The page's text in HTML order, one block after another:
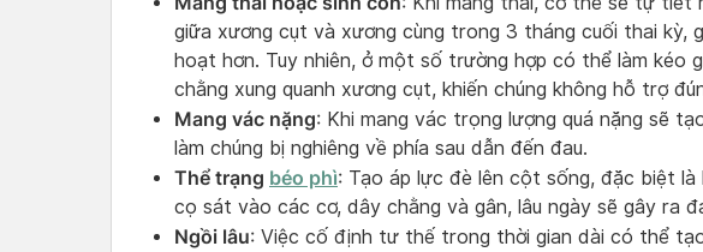
giữa xương cụt và xương cùng trong 3 tháng cuối thai kỳ,
hoạt hơn. Tuy nhiên, ở một số trường hợp có thể làm kéo
chằng xung quanh xương cụt, khiến chúng không hỗ trợ
Mang vác nặng: Khi mang vác trọng lượng quá nặng sẽ
làm chúng bị nghiêng về phía sau dẫn đến đau.
Thể trạng béo phì: Tạo áp lực đè lên cột sống, đặc biệt là
cọ sát vào các cơ, dây chằng và gân, lâu ngày sẽ gây ra
Ngồi lâu: Việc cố định tư thế trong thời gian dài có thể